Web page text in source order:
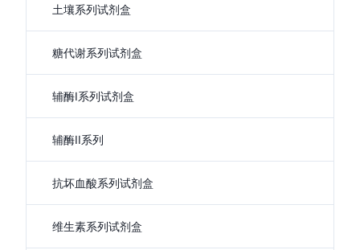
土壤系列试剂盒
糖代谢系列试剂盒
辅酶I系列试剂盒
辅酶II系列
抗坏血酸系列试剂盒
维生素系列试剂盒